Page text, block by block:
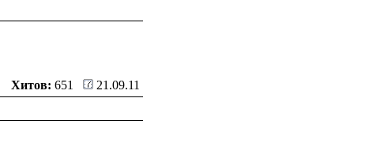
Хитов: 651
21.09.11